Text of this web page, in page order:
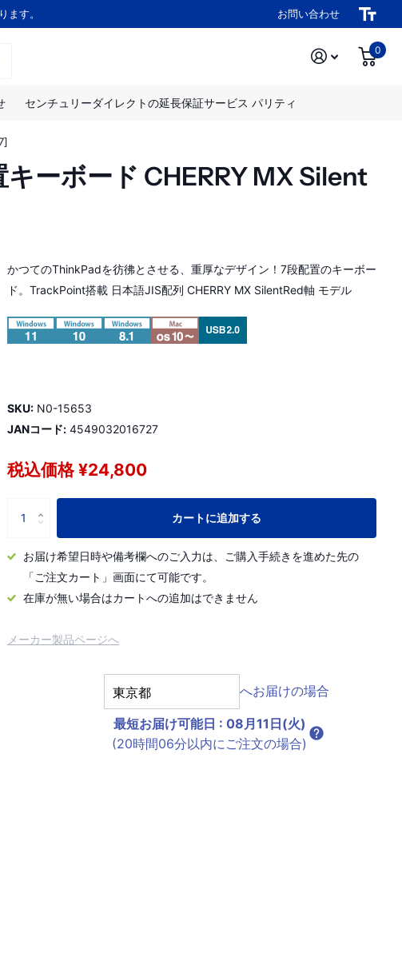
す。 お問い合わせ
0
センチュリーダイレクトの延長保証サービス パリティ
キーボード CHERRY MX Silent
かつてのThinkPadを彷彿とさせる、重厚なデザイン！7段配置のキーボー
ド。TrackPoint搭載 日本語JIS配列 CHERRY MX SilentRed軸 モデル
SKU: N0-15653
JANコード: 4549032016727
税込価格 ¥24,800
カートに追加する
お届け希望日時や備考欄へのご入力は、ご購入手続きを進めた先の
「ご注文カート」画面にて可能です。
在庫が無い場合はカートへの追加はできません
メーカー製品ページへ
へお届けの場合
最短お届け可能日 : 08月11日(火)
(20時間06分以内にご注文の場合)